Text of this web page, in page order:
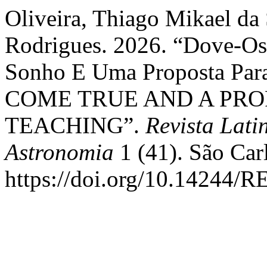
Oliveira, Thiago Mikael da
Rodrigues. 2026. “Dove-
Sonho E Uma Proposta
COME TRUE AND A
TEACHING”. Revista
Astronomia 1 (41). São
https://doi.org/10.14244/